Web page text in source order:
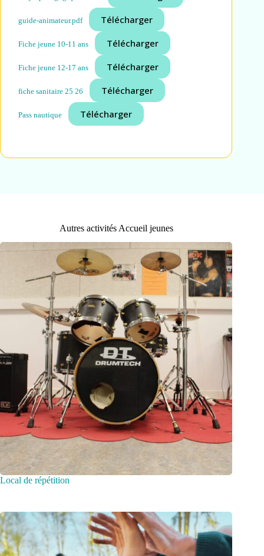
guide-animateur.pdf Télécharger
Fiche jeune 10-11 ans Télécharger
Fiche jeune 12-17 ans Télécharger
fiche sanitaire 25 26 Télécharger
Pass nautique Télécharger
Autres activités Accueil jeunes
Local de répétition